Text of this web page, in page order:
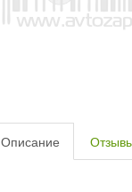
Описание